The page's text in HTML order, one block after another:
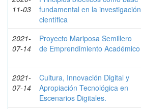
11-03
fundamental en la investigación
científica
2021-
07-14
Proyecto Mariposa Semillero
de Emprendimiento Académico
2021-
07-14
Cultura, Innovación Digital y
Apropiación Tecnológica en
Escenarios Digitales.